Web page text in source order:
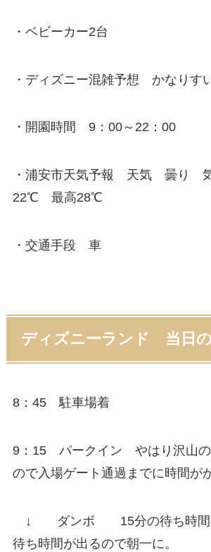
・ベビーカー2台
・ディズニー混雑予想 かなりす
・開園時間 9：00～22：00
・浦安市天気予報 天気 曇り
22℃ 最高28℃
・交通手段 車
ディズニーランド 当日
8：45 駐車場着
9：15 パークイン やはり沢山
ので入場ゲート通過までに時間が
↓ ダンボ 15分の待ち時間
待ち時間が出るので朝一に。